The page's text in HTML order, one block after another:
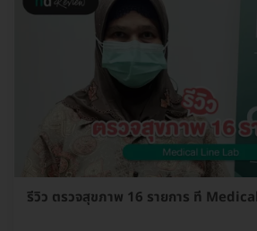
รีวิว ตรวจสุขภาพ 16 รายการ ที่